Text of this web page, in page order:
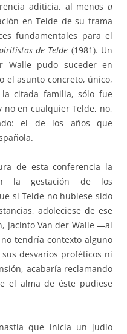
aditicia, al menos a
en Telde de su trama
fundamentales para el
de Telde (1981). Un
Walle pudo suceder en
el asunto concreto, único,
citada familia, sólo fue
no en cualquier Telde, no,
el de los años que
de esta conferencia la
la gestación de los
si Telde no hubiese sido
adoleciese de ese
Jacinto Van der Walle —al
tendría contexto alguno
desvaríos proféticos ni
acabaría reclamando
el alma de éste pudiese
que inicia un judío